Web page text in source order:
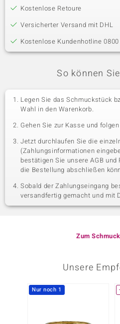
Kostenlose Retoure
Versicherter Versand mit DHL
Kostenlose Kundenhotline
So können
Legen Sie das Schmuckstück
Wahl in den Warenkorb.
Gehen Sie zur Kasse und
Jetzt durchlaufen Sie die
(Zahlungsinformationen
bestätigen Sie unsere AGB
die Bestellung abschließen
Sobald der Zahlungseingang
versandfertig gemacht und mit
Zum
Unsere
Nur noch 1